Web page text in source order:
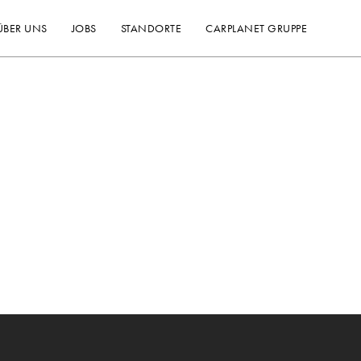
UNS JOBS STANDORTE CARPLANET GRUPPE